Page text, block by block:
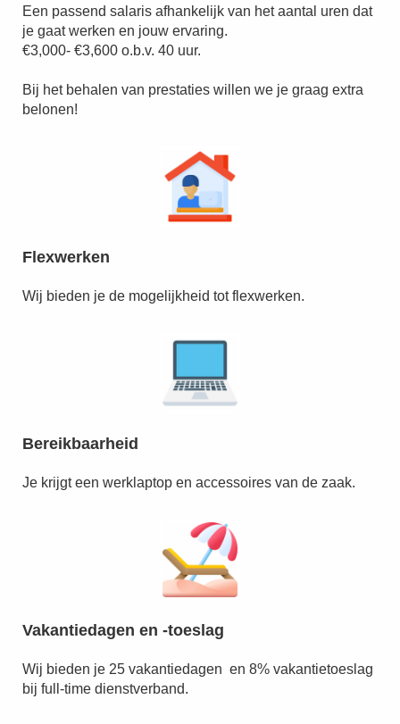
Een passend salaris afhankelijk van het aantal uren dat
je gaat werken en jouw ervaring.
€3,000- €3,600 o.b.v. 40 uur.
Bij het behalen van prestaties willen we je graag extra
belonen!
Flexwerken
Wij bieden je de mogelijkheid tot flexwerken.
Bereikbaarheid
Je krijgt een werklaptop en accessoires van de zaak.
Vakantiedagen en -toeslag
Wij bieden je 25 vakantiedagen en 8% vakantietoeslag
bij full-time dienstverband.